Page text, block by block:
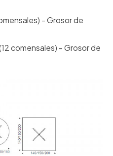
- Grosor de
comensales) - Grosor de